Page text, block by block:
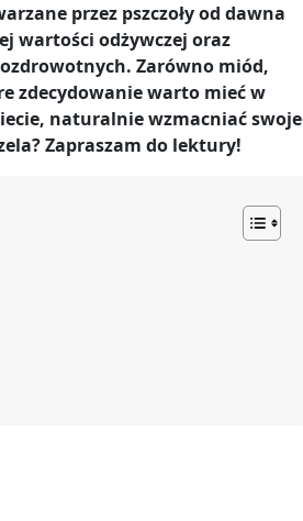
przez pszczoły od dawna
wartości odżywczej oraz
Zarówno miód,
zdecydowanie warto mieć w
naturalnie wzmacniać swoje
Zapraszam do lektury!